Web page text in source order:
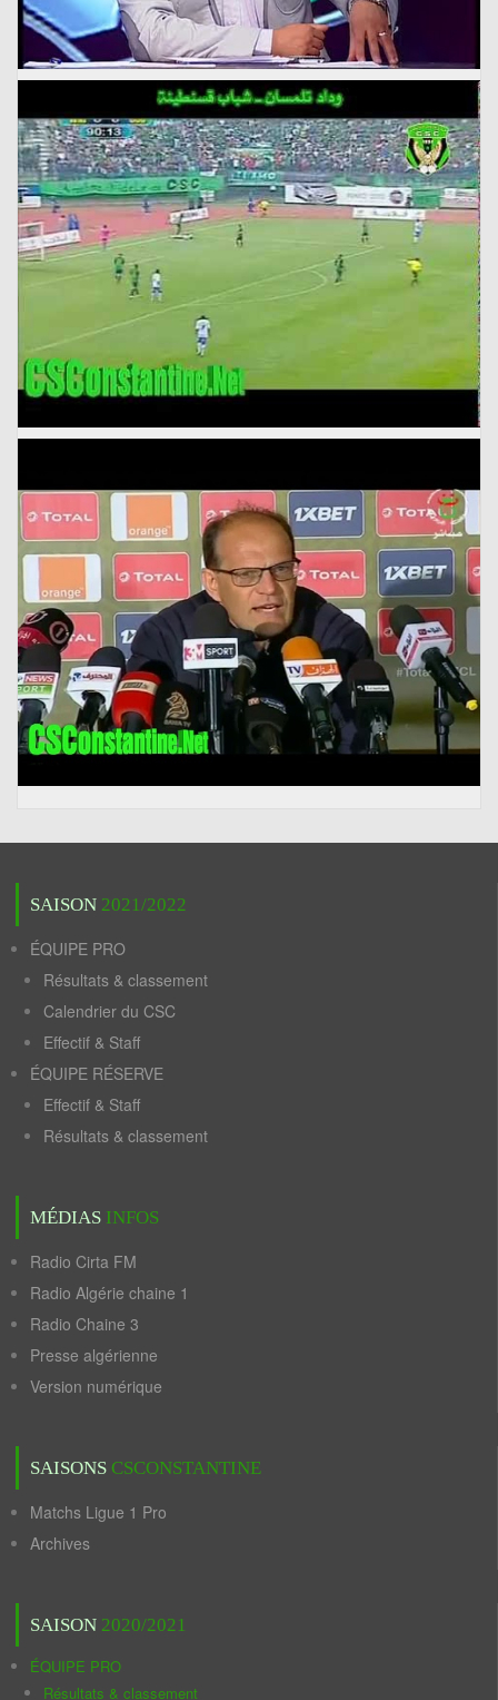
SAISON 2021/2022
ÉQUIPE PRO
Résultats & classement
Calendrier du CSC
Effectif & Staff
ÉQUIPE RÉSERVE
Effectif & Staff
Résultats & classement
MÉDIAS INFOS
Radio Cirta FM
Radio Algérie chaine 1
Radio Chaine 3
Presse algérienne
Version numérique
SAISONS CSCONSTANTINE
Matchs Ligue 1 Pro
Archives
SAISON 2020/2021
ÉQUIPE PRO
Résultats & classement